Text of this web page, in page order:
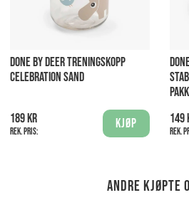
DONE BY DEER TRENINGSKOPP
CELEBRATION SAND
189 kr
Rek. pris:
Kjøp
PAKK
149
Rek.
Andre kjøpte